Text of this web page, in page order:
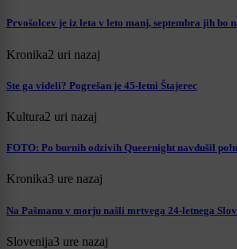
Prvošolcev je iz leta v leto manj, septembra jih bo
Kronika2 uri nazaj
Ste ga videli? Pogrešan je 45-letni Štajerec
Kultura2 uri nazaj
FOTO: Po burnih odzivih Queernight navdušil
Kronika3 ure nazaj
Na Pašmanu v morju našli mrtvega 24-letnega
Slovenija3 ure nazaj